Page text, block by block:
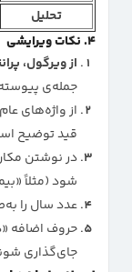
تحلیل
۴. نکات ویرایشی
از ویرگول،
جمله‌ی
از واژه‌های
قید توضیح
در نوشتن
شود (مثلاً
عدد سال را
حروف اضافه
جای‌گذاری